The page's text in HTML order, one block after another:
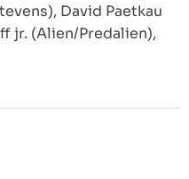
David Paetkau
jr. (Alien/Predalien),